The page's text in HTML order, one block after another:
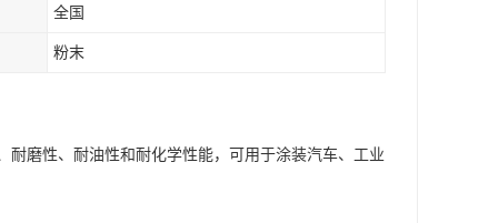
全国
粉末
磨性、耐油性和耐化学性能，可用于涂装汽车、工业